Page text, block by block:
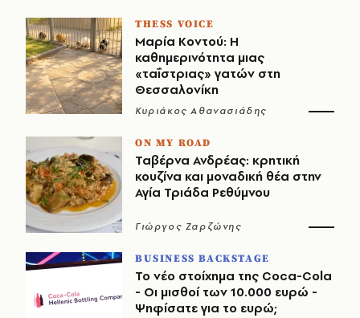
THESS VOICE
Μαρία Κοντού: Η
καθημερινότητα μιας
«ταΐστριας» γατών στη
Θεσσαλονίκη
Κυριάκος Αθανασιάδης
ON MY ROAD
Ταβέρνα Ανδρέας: κρητική
κουζίνα και μοναδική θέα στην
Αγία Τριάδα Ρεθύμνου
Γιώργος Ζαρζώνης
BUSINESS BACKSTAGE
Το νέο στοίχημα της Coca-Cola
- Οι μισθοί των 10.000 ευρώ -
Ψηφίσατε για το ευρώ;